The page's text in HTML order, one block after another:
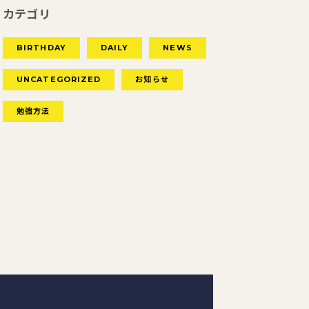
カテゴリ
BIRTHDAY DAILY NEWS
UNCATEGORIZED お知らせ
勉強方法